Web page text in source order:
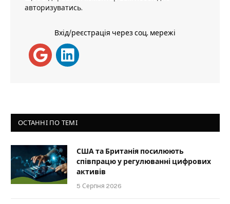
авторизуватись.
Вхід/реєстрація через соц. мережі
ОСТАННІ ПО ТЕМІ
США та Британія посилюють
співпрацю у регулюванні цифрових
активів
5 Серпня 2026